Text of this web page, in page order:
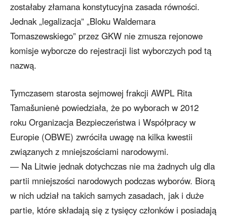
zostałaby złamana konstytucyjna zasada równości.
Jednak „legalizacja” „Bloku Waldemara
Tomaszewskiego” przez GKW nie zmusza rejonowe
komisje wyborcze do rejestracji list wyborczych pod tą
nazwą.
Tymczasem starosta sejmowej frakcji AWPL Rita
Tamašunienė powiedziała, że po wyborach w 2012
roku Organizacja Bezpieczeństwa i Współpracy w
Europie (OBWE) zwróciła uwagę na kilka kwestii
związanych z mniejszościami narodowymi.
― Na Litwie jednak dotychczas nie ma żadnych ulg dla
partii mniejszości narodowych podczas wyborów. Biorą
w nich udział na takich samych zasadach, jak i duże
partie, które składają się z tysięcy członków i posiadają